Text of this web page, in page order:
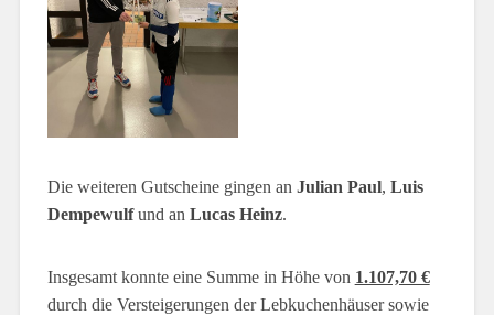
Die weiteren Gutscheine gingen an Julian Paul, Luis
Dempewulfund an Lucas Heinz.
Insgesamt konnte eine Summe in Höhe von 1.107,70 €
durch die Versteigerungen der Lebkuchenhäuser sowie